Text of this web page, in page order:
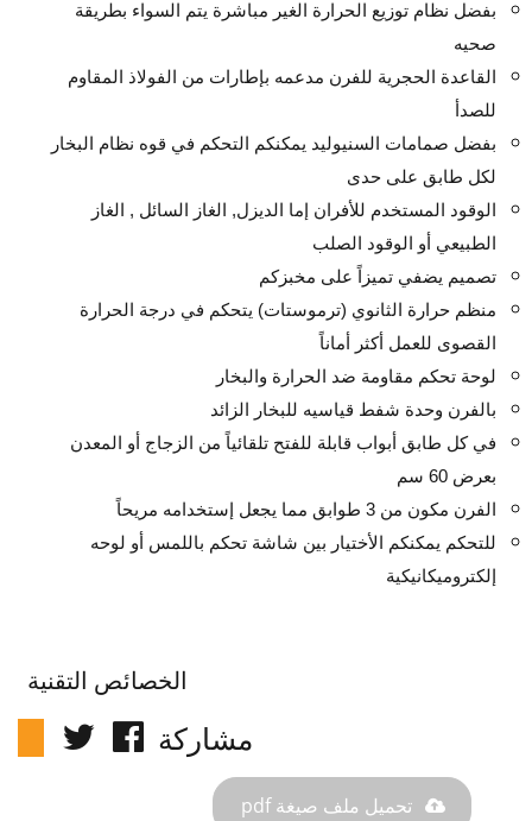
بفضل نظام توزيع الحرارة الغير مباشرة يتم السواء بطريقة
صحيه
القاعدة الحجرية للفرن مدعمه بإطارات من الفولاذ المقاوم
للصدأ
بفضل صمامات السنيوليد يمكنكم التحكم في قوه نظام البخار
لكل طابق على حدى
الوقود المستخدم للأفران إما الديزل, الغاز السائل , الغاز
الطبيعي أو الوقود الصلب
تصميم يضفي تميزاً على مخبزكم
منظم حرارة الثانوي (ترموستات) يتحكم في درجة الحرارة
القصوى للعمل أكثر أماناً
لوحة تحكم مقاومة ضد الحرارة والبخار
بالفرن وحدة شفط قياسيه للبخار الزائد
في كل طابق أبواب قابلة للفتح تلقائياً من الزجاج أو المعدن
بعرض 60 سم
الفرن مكون من 3 طوابق مما يجعل إستخدامه مريحاً
للتحكم يمكنكم الأختيار بين شاشة تحكم باللمس أو لوحه
إلكتروميكانيكية
الخصائص التقنية
مشاركة
تحميل ملف صيغة pdf